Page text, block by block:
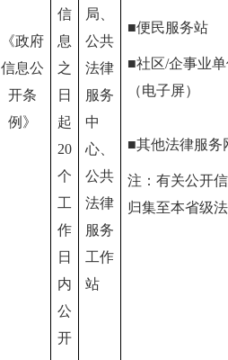
《政府
信息公
开条
例》
信
息
之
日
起
20
个
工
作
日
内
公
开
局、
公共
法律
服务
中
心、
公共
法律
服务
工作
站
■便民服务站
■社区/企事业
（电子屏）
■其他法律服务
注：有关公开
归集至本省级